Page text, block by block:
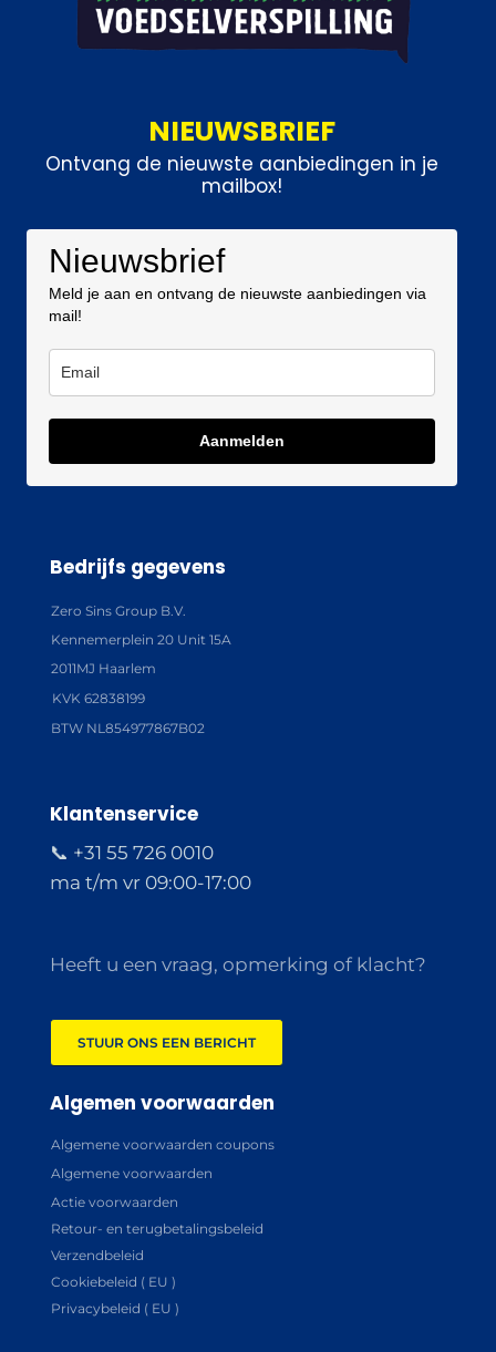
NIEUWSBRIEF
Ontvang de nieuwste aanbiedingen in je
mailbox!
Nieuwsbrief
Meld je aan en ontvang de nieuwste aanbiedingen via
mail!
Aanmelden
Bedrijfs gegevens
Zero Sins Group B.V.
Kennemerplein 20 Unit 15A
2011MJ Haarlem
KVK 62838199
BTW NL854977867B02
Klantenservice
📞 +31 55 726 0010
ma t/m vr 09:00-17:00
Heeft u een vraag, opmerking of klacht?
STUUR ONS EEN BERICHT
Algemen voorwaarden
Algemene voorwaarden coupons
Algemene voorwaarden
Actie voorwaarden
Retour- en terugbetalingsbeleid
Verzendbeleid
Cookiebeleid ( EU )
Privacybeleid ( EU )